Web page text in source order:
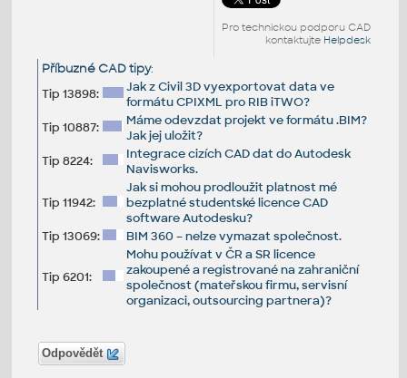
Pro technickou podporu CAD
kontaktujte Helpdesk
Příbuzné CAD tipy:
Tip 13898:
Jak z Civil 3D vyexportovat data ve
formátu CPIXML pro RIB iTWO?
Tip 10887:
Máme odevzdat projekt ve formátu .BIM?
Jak jej uložit?
Tip 8224:
Integrace cizích CAD dat do Autodesk
Navisworks.
Tip 11942:
Jak si mohou prodloužit platnost mé
bezplatné studentské licence CAD
software Autodesku?
Tip 13069:
BIM 360 – nelze vymazat společnost.
Tip 6201:
Mohu používat v ČR a SR licence
zakoupené a registrované na zahraniční
společnost (mateřskou firmu, servisní
organizaci, outsourcing partnera)?
Odpovědět